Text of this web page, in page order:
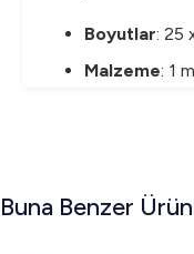
Boyutlar: 25
Malzeme: 1
Arıgastro
Buna Benzer